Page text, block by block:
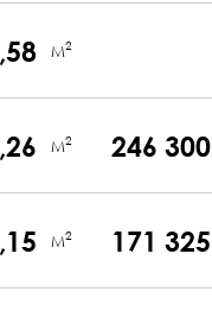
M2
M2 246 300
M2 171 325